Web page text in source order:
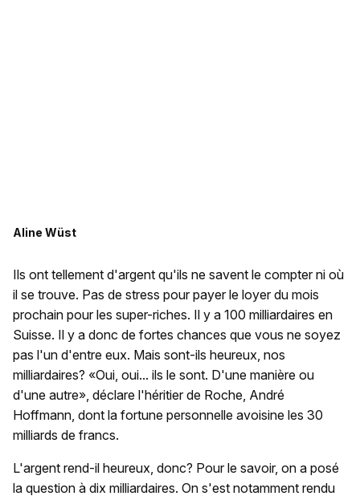
Aline Wüst
Ils ont tellement d'argent qu'ils ne savent le compter ni où
il se trouve. Pas de stress pour payer le loyer du mois
prochain pour les super-riches. Il y a 100 milliardaires en
Suisse. Il y a donc de fortes chances que vous ne soyez
pas l'un d'entre eux. Mais sont-ils heureux, nos
milliardaires? «Oui, oui... ils le sont. D'une manière ou
d'une autre», déclare l'héritier de Roche, André
Hoffmann, dont la fortune personnelle avoisine les 30
milliards de francs.
L'argent rend-il heureux, donc? Pour le savoir, on a posé
la question à dix milliardaires. On s'est notamment rendu